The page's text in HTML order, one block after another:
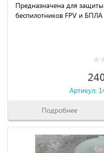
Предназначена для защиты
беспилотников FPV и
Артикул:
Подробнее